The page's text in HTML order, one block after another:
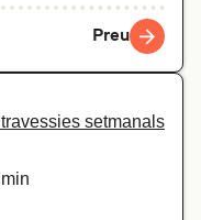
Preu
travessies setmanals
min